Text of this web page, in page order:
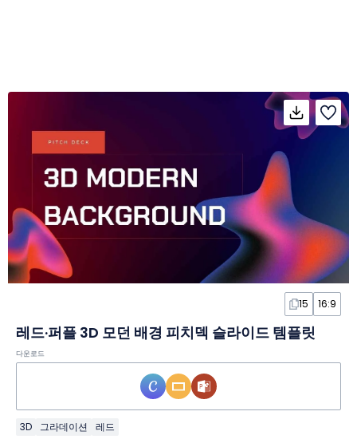
15 16:9
레드·퍼플 3D 모던 배경 피치덱 슬라이드 템플릿
다운로드
3D 그라데이션 레드